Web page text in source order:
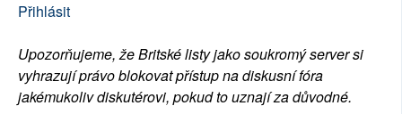
Přihlásit
Upozorňujeme, že Britské listy jako soukromý server si
vyhrazují právo blokovat přístup na diskusní fóra
jakémukoliv diskutérovi, pokud to uznají za důvodné.